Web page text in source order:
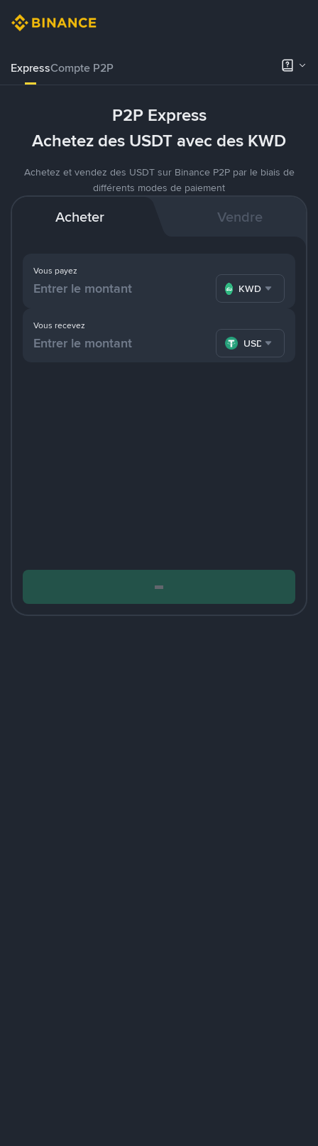
ExpressCompte P2P
P2P Express
Achetez des USDT avec des KWD
Achetez et vendez des USDT sur Binance P2P par le biais de
différents modes de paiement
Acheter Vendre
Vous payez
KWD
Vous recevez
USDT